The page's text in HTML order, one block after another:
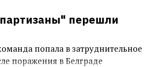
перешли
попала в затруднительное
поражения в Белграде